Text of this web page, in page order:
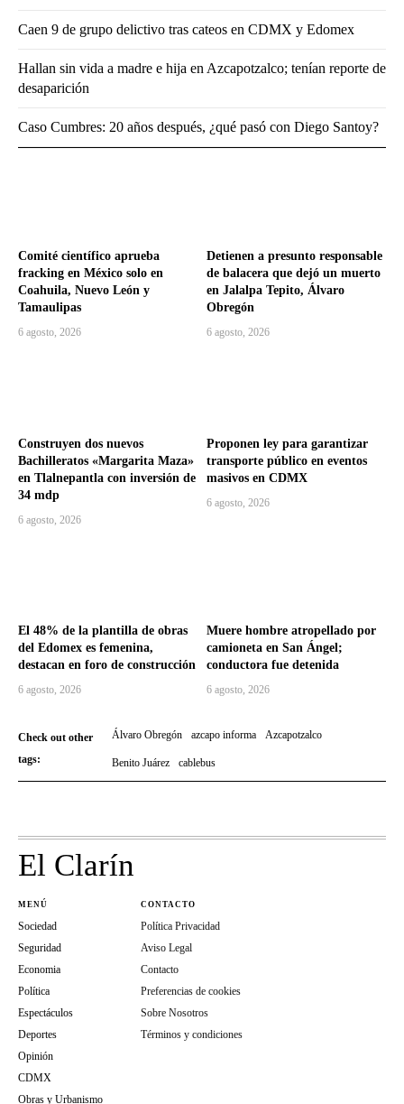
Comité científico aprueba
fracking en México solo en
Coahuila, Nuevo León y
Tamaulipas
6 agosto, 2026
Detienen a presunto responsable
de balacera que dejó un muerto
en Jalalpa Tepito, Álvaro
Obregón
6 agosto, 2026
Construyen dos nuevos
Bachilleratos «Margarita Maza»
en Tlalnepantla con inversión de
34 mdp
6 agosto, 2026
Proponen ley para garantizar
transporte público en eventos
masivos en CDMX
6 agosto, 2026
El 48% de la plantilla de obras
del Edomex es femenina,
destacan en foro de construcción
6 agosto, 2026
Muere hombre atropellado por
camioneta en San Ángel;
conductora fue detenida
6 agosto, 2026
Check out other
tags:
Álvaro Obregón azcapo informa Azcapotzalco
Benito Juárez cablebus
Caen 9 de grupo delictivo tras cateos en CDMX y Edomex
Hallan sin vida a madre e hija en Azcapotzalco; tenían reporte de
desaparición
Caso Cumbres: 20 años después, ¿qué pasó con Diego Santoy?
El Clarín
MENÚ
Sociedad
Seguridad
Economia
Política
Espectáculos
Deportes
Opinión
CDMX
Obras y Urbanismo
CONTACTO
Política Privacidad
Aviso Legal
Contacto
Preferencias de cookies
Sobre Nosotros
Términos y condiciones